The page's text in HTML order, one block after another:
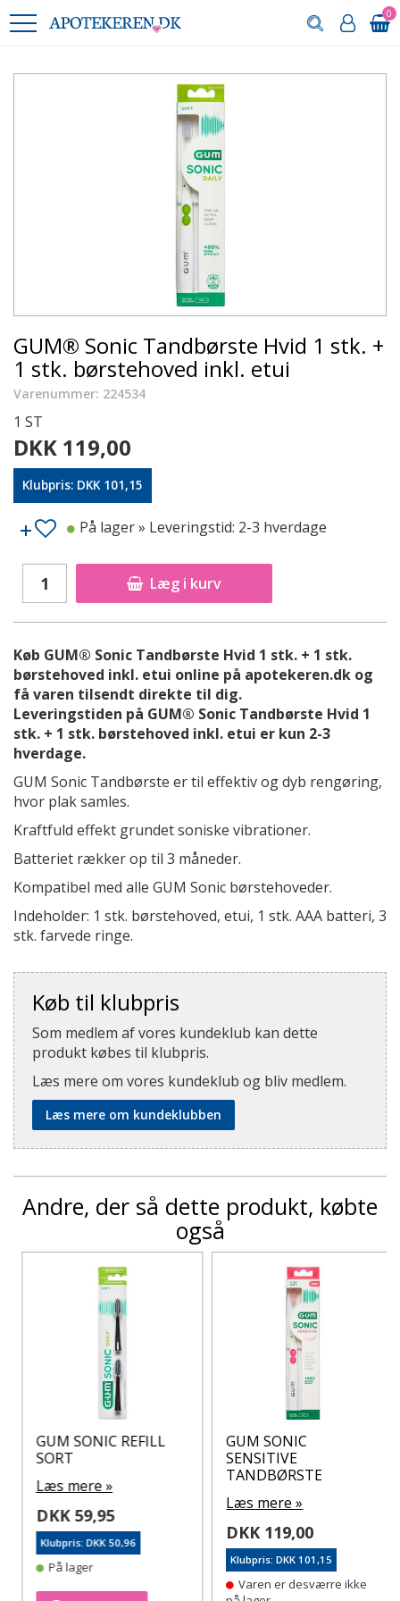
0
GUM® Sonic Tandbørste Hvid 1 stk. +
1 stk. børstehoved inkl. etui
Varenummer: 224534
1 ST
DKK 119,00
Klubpris: DKK 101,15
Læg i kurv
På lager» Leveringstid: 2-3 hverdage
Køb GUM® Sonic Tandbørste Hvid 1 stk. + 1 stk.
børstehoved inkl. etui online på apotekeren.dk og
få varen tilsendt direkte til dig.
Leveringstiden på GUM® Sonic Tandbørste Hvid 1
stk. + 1 stk. børstehoved inkl. etui er kun 2-3
hverdage.
GUM Sonic Tandbørste er til effektiv og dyb rengøring,
hvor plak samles.
Kraftfuld effekt grundet soniske vibrationer.
Batteriet rækker op til 3 måneder.
Kompatibel med alle GUM Sonic børstehoveder.
Indeholder: 1 stk. børstehoved, etui, 1 stk. AAA batteri, 3
stk. farvede ringe.
Køb til klubpris
Som medlem af vores kundeklub kan dette
produkt købes til klubpris.
Læs mere om vores kundeklub og bliv medlem.
Læs mere om kundeklubben
Andre, der så dette produkt, købte
også
GUM SONIC REFILL
SORT
Læs mere »
DKK 59,95
Klubpris: DKK 50,96
På lager
GUM SONIC
SENSITIVE
TANDBØRSTE
Læs mere »
DKK 119,00
Klubpris: DKK 101,15
Varen er desværre ikke